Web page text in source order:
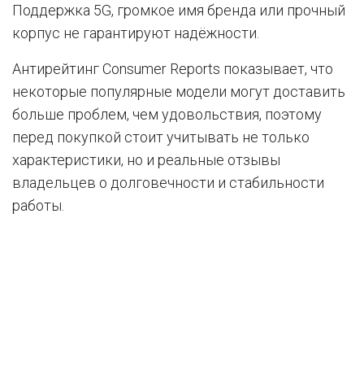
Поддержка 5G, громкое имя бренда или прочный
корпус не гарантируют надёжности.
Антирейтинг Consumer Reports показывает, что
некоторые популярные модели могут доставить
больше проблем, чем удовольствия, поэтому
перед покупкой стоит учитывать не только
характеристики, но и реальные отзывы
владельцев о долговечности и стабильности
работы.